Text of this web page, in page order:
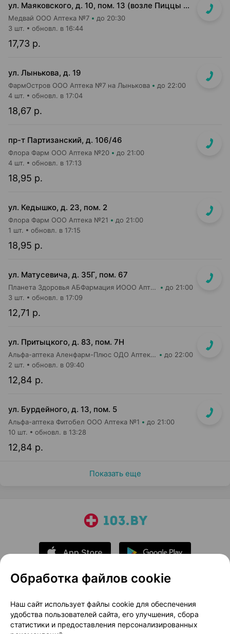
ул. Маяковского, д. 10, пом. 13 (возле Пиццы Мании)
Медвай ООО Аптека №7 до 20:30
17,73 р.
3 шт. обновл. в 16:44
ул. Лынькова, д. 19
ФармОстров ООО Аптека №7 на Лынькова до 22:00
18,67 р.
4 шт. обновл. в 17:04
пр-т Партизанский, д. 106/46
Флора Фарм ООО Аптека №20 до 21:00
18,95 р.
4 шт. обновл. в 17:13
ул. Кедышко, д. 23, пом. 2
Флора Фарм ООО Аптека №21 до 21:00
18,95 р.
1 шт. обновл. в 17:15
ул. Матусевича, д. 35Г, пом. 67
Планета Здоровья АБФармация ИООО Аптека №21 до 21:00
12,71 р.
3 шт. обновл. в 17:09
ул. Притыцкого, д. 83, пом. 7Н
Альфа-аптека Аленфарм-Плюс ОДО Аптека №14 до 22:00
12,84 р.
2 шт. обновл. в 09:40
ул. Бурдейного, д. 13, пом. 5
Альфа-аптека Фитобел ООО Аптека №1 до 21:00
12,84 р.
10 шт. обновл. в 13:28
Показать еще
О проекте
Новости проекта
Размещение рекламы
Медицинский маркетинг
Публичный договор
Доставка
Обработка файлов cookie
Наш сайт использует файлы cookie для обеспечения
удобства пользователей сайта, его улучшения, сбора
статистики и предоставления персонализированных